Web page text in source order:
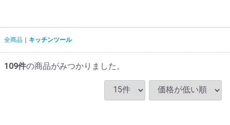
全商品 キッチンツール
109件の商品がみつかりました。